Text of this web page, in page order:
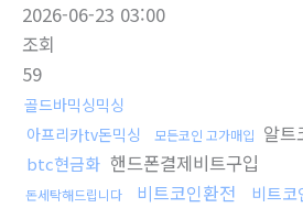
2026-06-23 03:00
조회
59
골드바믹싱믹싱
아프리카tv돈믹싱
모든코인 고가매입 알트
btc현금화 핸드폰결제비트구입
돈세탁해드립니다 비트코인환전 비트